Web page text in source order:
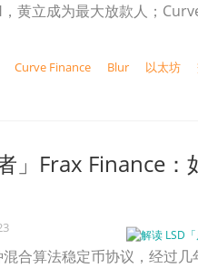
黄立成为最大放款人；
Curve Finance Blur 以太坊
」Frax Finance：
合算法稳定币协议，经过几